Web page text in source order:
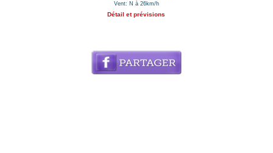
Vent: N à 26km/h
Détail et prévisions